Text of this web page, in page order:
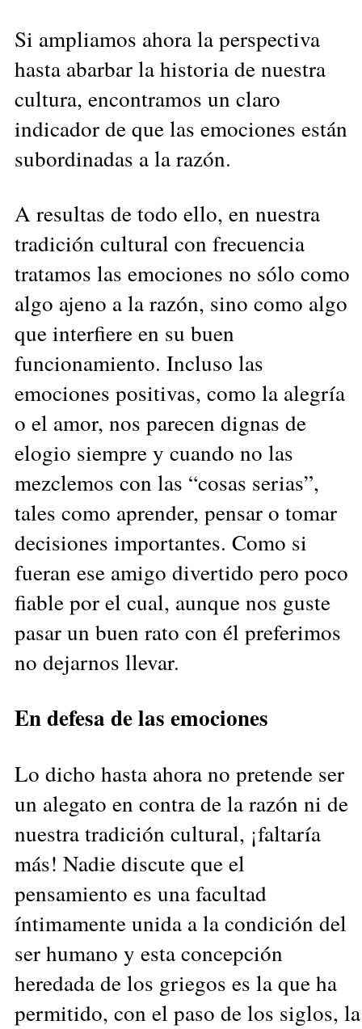
Si ampliamos ahora la perspectiva
hasta abarbar la historia de nuestra
cultura, encontramos un claro
indicador de que las emociones están
subordinadas a la razón.
A resultas de todo ello, en nuestra
tradición cultural con frecuencia
tratamos las emociones no sólo como
algo ajeno a la razón, sino como algo
que interfiere en su buen
funcionamiento. Incluso las
emociones positivas, como la alegría
o el amor, nos parecen dignas de
elogio siempre y cuando no las
mezclemos con las “cosas serias”,
tales como aprender, pensar o tomar
decisiones importantes. Como si
fueran ese amigo divertido pero poco
fiable por el cual, aunque nos guste
pasar un buen rato con él preferimos
no dejarnos llevar.
En defesa de las emociones
Lo dicho hasta ahora no pretende ser
un alegato en contra de la razón ni de
nuestra tradición cultural, ¡faltaría
más! Nadie discute que el
pensamiento es una facultad
íntimamente unida a la condición del
ser humano y esta concepción
heredada de los griegos es la que ha
permitido, con el paso de los siglos, la